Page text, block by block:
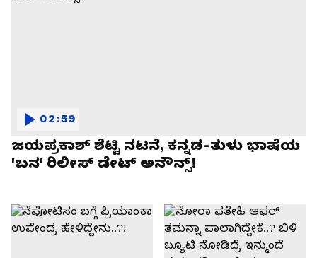
ಜಯಪ್ರಕಾಶ್ ಶೆಟ್ಟಿ ನಟನೆ, ಕನ್ನಡ-ತುಳು ಭಾಷೆಯ
'ಬನ' ರಿಲೀಸ್ ಡೇಟ್ ಅನೌನ್ಸ್!
02:59